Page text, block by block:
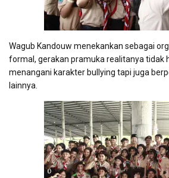
Wagub Kandouw menekankan sebagai
formal, gerakan pramuka realitanya tidak
menangani karakter bullying tapi juga
lainnya.